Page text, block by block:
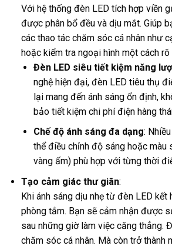
Với hệ thống đèn LED tích hợp viền
được phân bổ đều và dịu mắt. Giúp
các thao tác chăm sóc cá nhân như
hoặc kiểm tra ngoại hình một cách rõ
Đèn LED siêu tiết kiệm năng
nghệ hiện đại, đèn LED tiêu thụ
lại mang đến ánh sáng ổn định,
bảo tiết kiệm chi phí điện hàng
Chế độ ánh sáng đa dạng:
thể điều chỉnh độ sáng hoặc màu
vàng ấm) phù hợp với từng thời
Tạo cảm giác thư giãn:
Khi ánh sáng dịu nhẹ từ đèn LED kết
phòng tắm. Bạn sẽ cảm nhận được
sau những giờ làm việc căng thẳng.
chăm sóc cá nhân. Mà còn trở thành